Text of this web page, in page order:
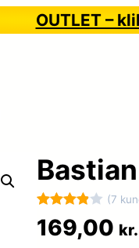
OUTLET –
Bedømt
som3.9
7
(7
169,00 kr.